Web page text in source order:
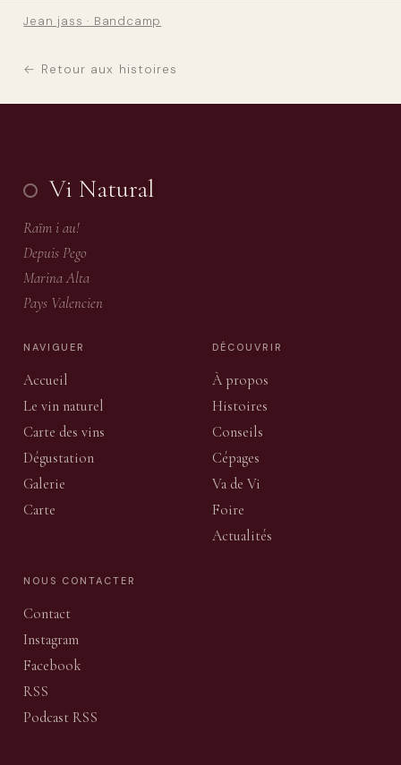
Jean jass · Bandcamp
← Retour aux histoires
Vi Natural
Raïm i au!
Depuis Pego
Marina Alta
Pays Valencien
NAVIGUER
Accueil
Le vin naturel
Carte des vins
Dégustation
Galerie
Carte
DÉCOUVRIR
À propos
Histoires
Conseils
Cépages
Va de Vi
Foire
Actualités
NOUS CONTACTER
Contact
Instagram
Facebook
RSS
Podcast RSS